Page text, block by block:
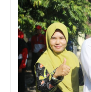
Batasi
SMAN
Siswa Bawa
Tempat